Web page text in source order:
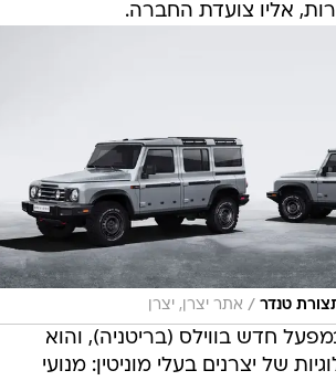
אליו צועדת החברה.
טנדר / אתר יצרן, יצרן
חדש בווילס (בריטניה), והוא
של יצרנים בעלי מוניטין: מנועי